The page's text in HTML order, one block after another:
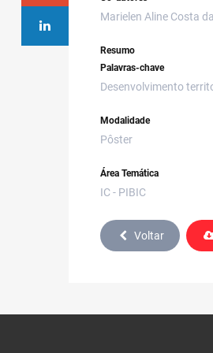
Marielen Aline Costa
Resumo
Palavras-chave
Desenvolvimento
Modalidade
Pôster
Área Temática
IC - PIBIC
Voltar